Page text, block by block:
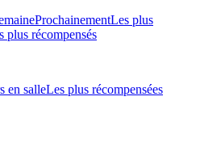
ProchainementLes plus
plus récompensés
en salleLes plus récompensées